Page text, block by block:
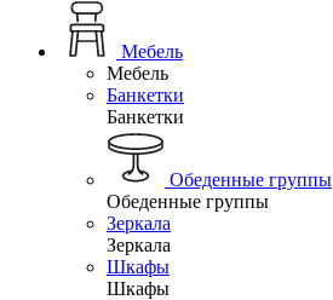
Мебель
Мебель
Банкетки
Банкетки
Обеденные группы
Обеденные группы
Зеркала
Зеркала
Шкафы
Шкафы